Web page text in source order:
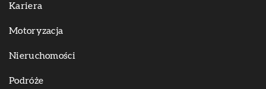
Kariera
Motoryzacja
Nieruchomości
Podróże